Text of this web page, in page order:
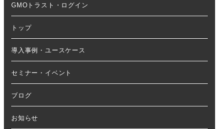
GMOトラスト・ログイン
トップ
導入事例・ユースケース
セミナー・イベント
ブログ
お知らせ